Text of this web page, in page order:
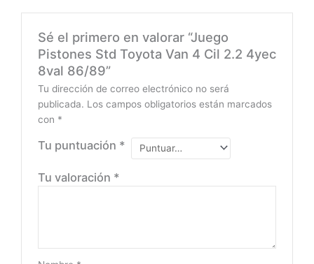
Sé el primero en valorar “Juego
Pistones Std Toyota Van 4 Cil 2.2 4yec
8val 86/89”
Tu dirección de correo electrónico no será
publicada. Los campos obligatorios están marcados
con *
Tu puntuación *
Tu valoración *